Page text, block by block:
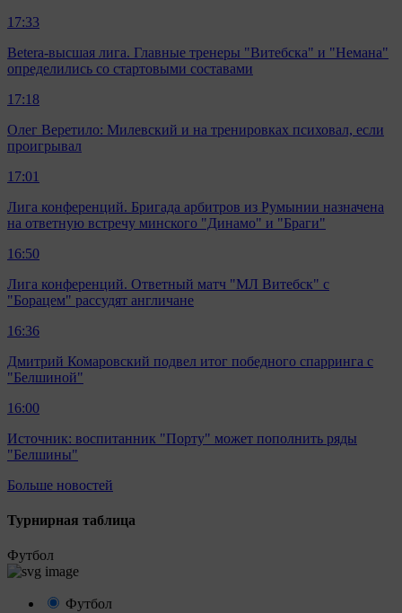
17:33
Betera-высшая лига. Главные тренеры "Витебска" и "Немана"
определились со стартовыми составами
17:18
Олег Веретило: Милевский и на тренировках психовал, если
проигрывал
17:01
Лига конференций. Бригада арбитров из Румынии назначена
на ответную встречу минского "Динамо" и "Браги"
16:50
Лига конференций. Ответный матч "МЛ Витебск" с
"Борацем" рассудят англичане
16:36
Дмитрий Комаровский подвел итог победного спарринга с
"Белшиной"
16:00
Источник: воспитанник "Порту" может пополнить ряды
"Белшины"
Больше новостей
Турнирная таблица
Футбол
Футбол